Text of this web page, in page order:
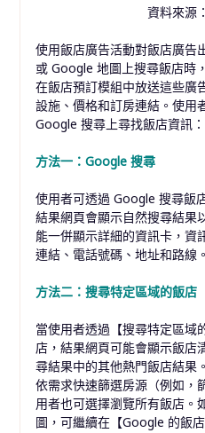
資料來源
使用飯店廣告活動對飯店廣告
或 Google 地圖上搜尋飯店時
在飯店預訂模組中放送這些廣
設施、價格和訂房連結。使用
Google 搜尋上尋找飯店資訊：
方法一：Google 搜尋
使用者可透過 Google 搜尋飯
結果網頁會顯示自然搜尋結果
能一併顯示詳細的資訊卡，資
連結、電話號碼、地址和路線。
方法二：搜尋特定區域的飯店
當使用者透過【搜尋特定區域
店，結果網頁可能會顯示飯店
尋結果中的其他熱門飯店結果
依需求快速篩選房源（例如，
用者也可選擇瀏覽所有飯店。
圖，可繼續在【Google 的飯